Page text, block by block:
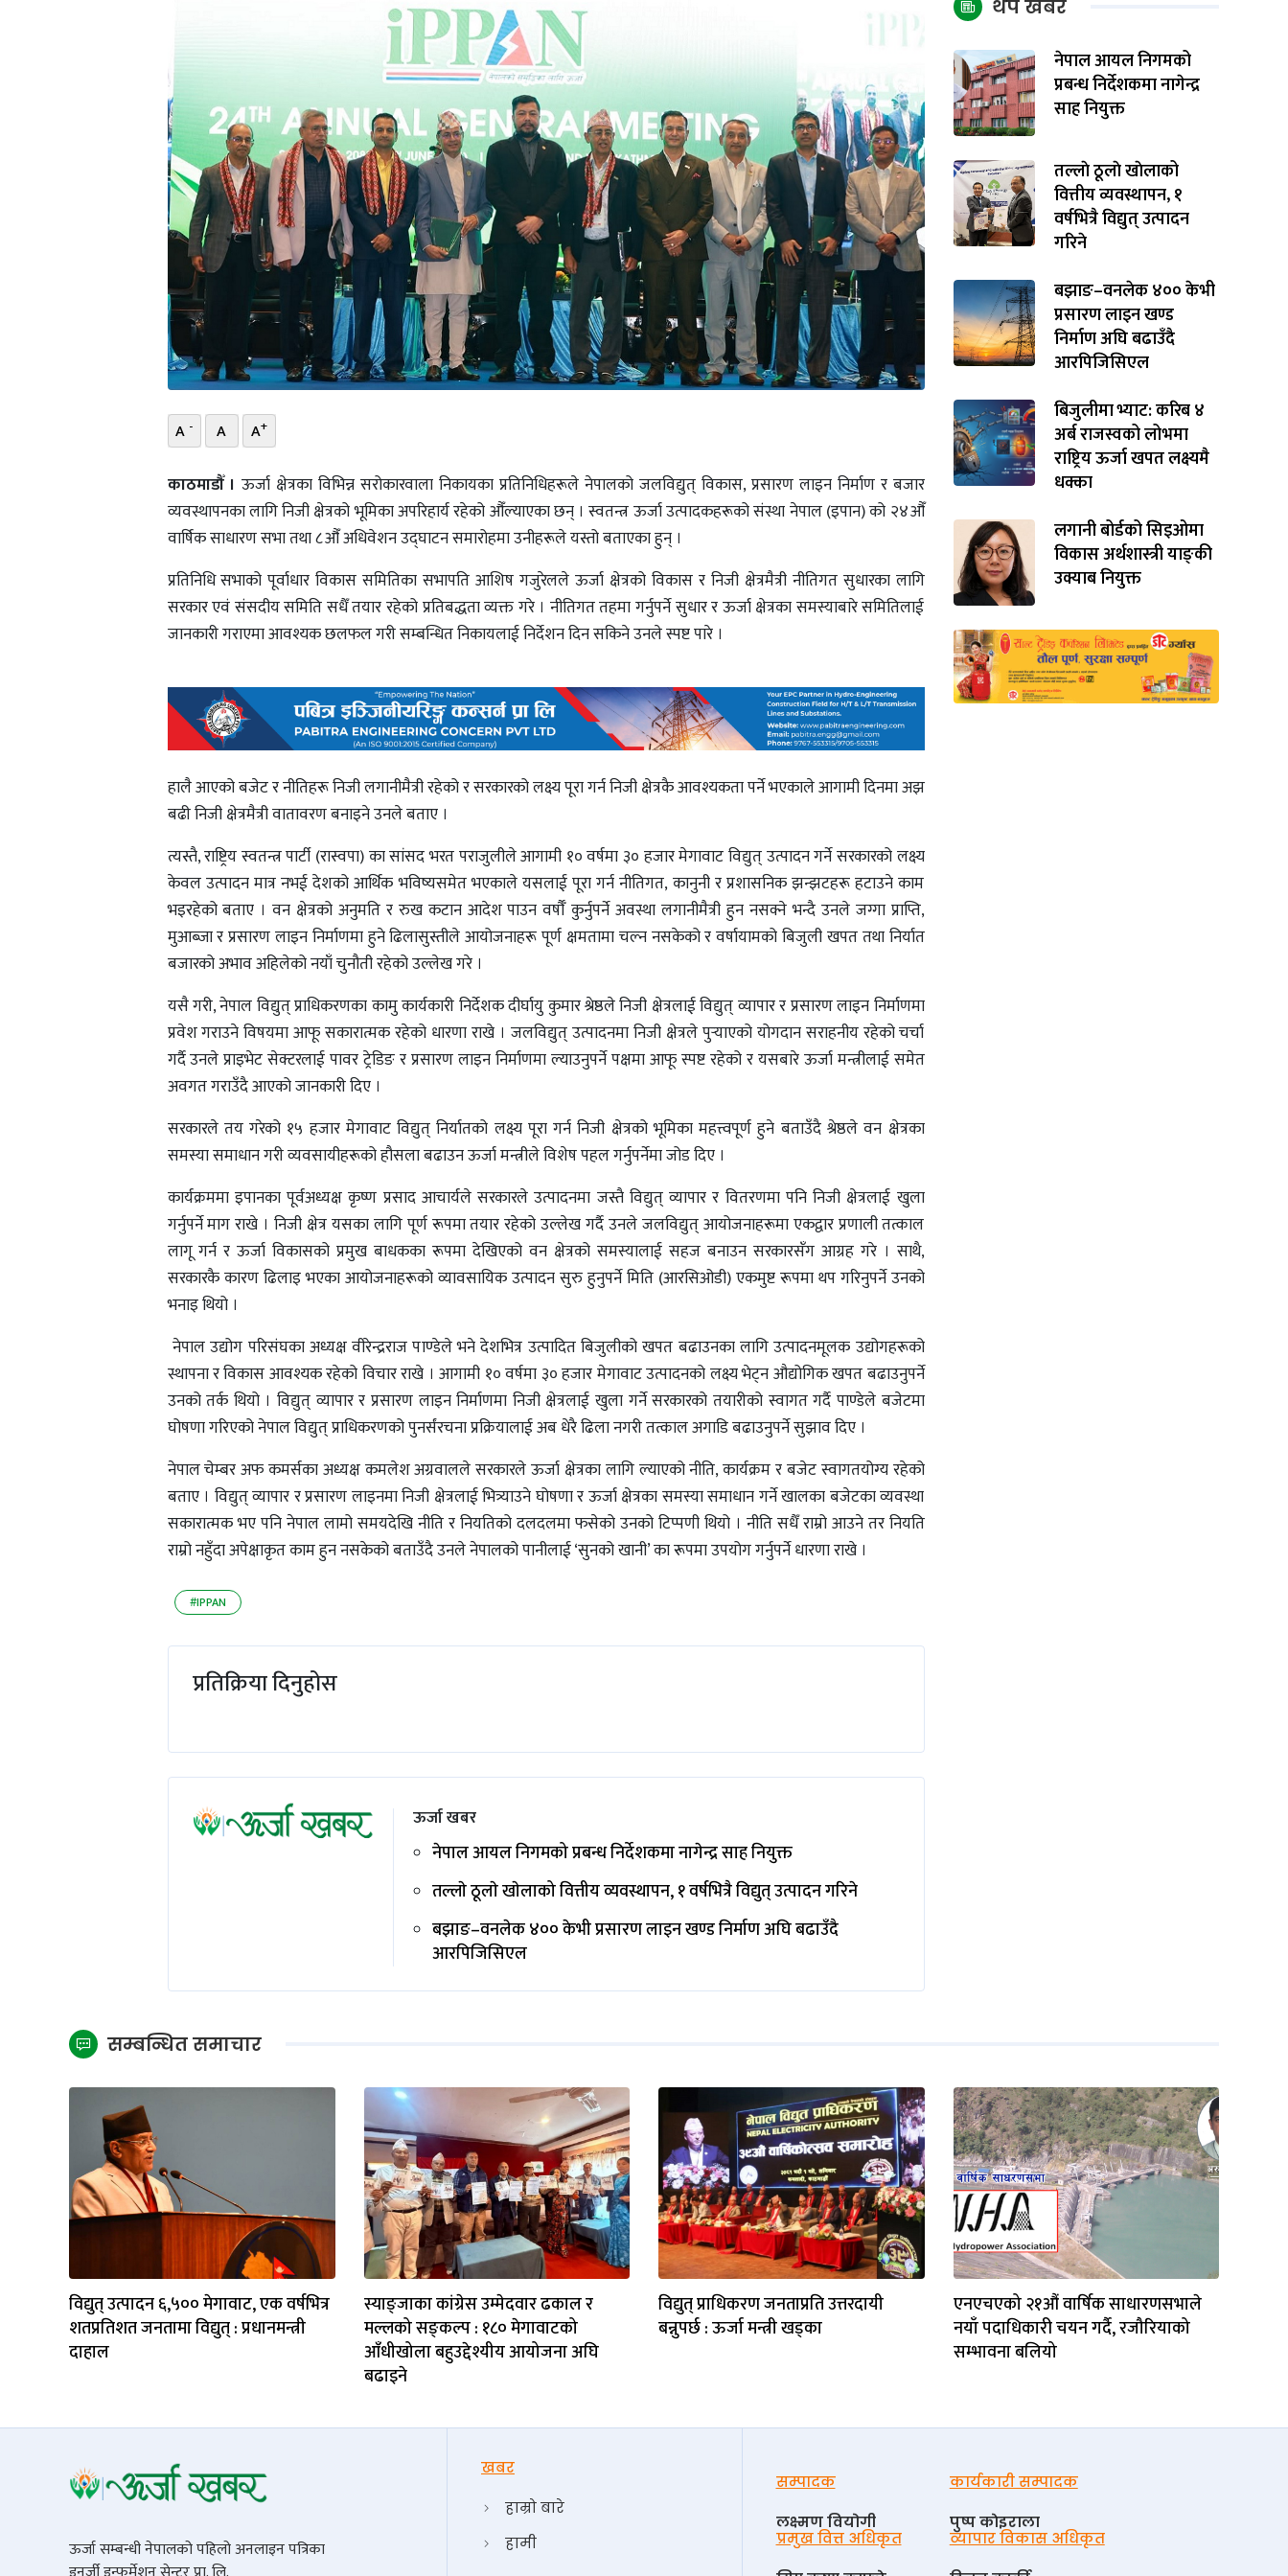
A - A A+
काठमाडौँ ।ऊर्जा क्षेत्रका विभिन्न सरोकारवाला निकायका प्रतिनिधिहरूले नेपालको जलविद्युत् विकास, प्रसारण लाइन निर्माण र बजार
व्यवस्थापनका लागि निजी क्षेत्रको भूमिका अपरिहार्य रहेको औँल्याएका छन् । स्वतन्त्र ऊर्जा उत्पादकहरूको संस्था नेपाल (इपान) को २४औँ
वार्षिक साधारण सभा तथा ८औँ अधिवेशन उद्घाटन समारोहमा उनीहरूले यस्तो बताएका हुन् ।
प्रतिनिधि सभाको पूर्वाधार विकास समितिका सभापति आशिष गजुरेलले ऊर्जा क्षेत्रको विकास र निजी क्षेत्रमैत्री नीतिगत सुधारका लागि
सरकार एवं संसदीय समिति सधैँ तयार रहेको प्रतिबद्धता व्यक्त गरे । नीतिगत तहमा गर्नुपर्ने सुधार र ऊर्जा क्षेत्रका समस्याबारे समितिलाई
जानकारी गराएमा आवश्यक छलफल गरी सम्बन्धित निकायलाई निर्देशन दिन सकिने उनले स्पष्ट पारे ।
हालै आएको बजेट र नीतिहरू निजी लगानीमैत्री रहेको र सरकारको लक्ष्य पूरा गर्न निजी क्षेत्रकै आवश्यकता पर्ने भएकाले आगामी दिनमा अझ
बढी निजी क्षेत्रमैत्री वातावरण बनाइने उनले बताए ।
त्यस्तै, राष्ट्रिय स्वतन्त्र पार्टी (रास्वपा) का सांसद भरत पराजुलीले आगामी १० वर्षमा ३० हजार मेगावाट विद्युत् उत्पादन गर्ने सरकारको लक्ष्य
केवल उत्पादन मात्र नभई देशको आर्थिक भविष्यसमेत भएकाले यसलाई पूरा गर्न नीतिगत, कानुनी र प्रशासनिक झन्झटहरू हटाउने काम
भइरहेको बताए । वन क्षेत्रको अनुमति र रुख कटान आदेश पाउन वर्षौँ कुर्नुपर्ने अवस्था लगानीमैत्री हुन नसक्ने भन्दै उनले जग्गा प्राप्ति,
मुआब्जा र प्रसारण लाइन निर्माणमा हुने ढिलासुस्तीले आयोजनाहरू पूर्ण क्षमतामा चल्न नसकेको र वर्षायामको बिजुली खपत तथा निर्यात
बजारको अभाव अहिलेको नयाँ चुनौती रहेको उल्लेख गरे ।
यसै गरी, नेपाल विद्युत् प्राधिकरणका कामु कार्यकारी निर्देशक दीर्घायु कुमार श्रेष्ठले निजी क्षेत्रलाई विद्युत् व्यापार र प्रसारण लाइन निर्माणमा
प्रवेश गराउने विषयमा आफू सकारात्मक रहेको धारणा राखे । जलविद्युत् उत्पादनमा निजी क्षेत्रले पुर्‍याएको योगदान सराहनीय रहेको चर्चा
गर्दै उनले प्राइभेट सेक्टरलाई पावर ट्रेडिङ र प्रसारण लाइन निर्माणमा ल्याउनुपर्ने पक्षमा आफू स्पष्ट रहेको र यसबारे ऊर्जा मन्त्रीलाई समेत
अवगत गराउँदै आएको जानकारी दिए ।
सरकारले तय गरेको १५ हजार मेगावाट विद्युत् निर्यातको लक्ष्य पूरा गर्न निजी क्षेत्रको भूमिका महत्त्वपूर्ण हुने बताउँदै श्रेष्ठले वन क्षेत्रका
समस्या समाधान गरी व्यवसायीहरूको हौसला बढाउन ऊर्जा मन्त्रीले विशेष पहल गर्नुपर्नेमा जोड दिए ।
कार्यक्रममा इपानका पूर्वअध्यक्ष कृष्ण प्रसाद आचार्यले सरकारले उत्पादनमा जस्तै विद्युत् व्यापार र वितरणमा पनि निजी क्षेत्रलाई खुला
गर्नुपर्ने माग राखे । निजी क्षेत्र यसका लागि पूर्ण रूपमा तयार रहेको उल्लेख गर्दै उनले जलविद्युत् आयोजनाहरूमा एकद्वार प्रणाली तत्काल
लागू गर्न र ऊर्जा विकासको प्रमुख बाधकका रूपमा देखिएको वन क्षेत्रको समस्यालाई सहज बनाउन सरकारसँग आग्रह गरे । साथै,
सरकारकै कारण ढिलाइ भएका आयोजनाहरूको व्यावसायिक उत्पादन सुरु हुनुपर्ने मिति (आरसिओडी) एकमुष्ट रूपमा थप गरिनुपर्ने उनको
भनाइ थियो ।
नेपाल उद्योग परिसंघका अध्यक्ष वीरेन्द्रराज पाण्डेले भने देशभित्र उत्पादित बिजुलीको खपत बढाउनका लागि उत्पादनमूलक उद्योगहरूको
स्थापना र विकास आवश्यक रहेको विचार राखे । आगामी १० वर्षमा ३० हजार मेगावाट उत्पादनको लक्ष्य भेट्न औद्योगिक खपत बढाउनुपर्ने
उनको तर्क थियो । विद्युत् व्यापार र प्रसारण लाइन निर्माणमा निजी क्षेत्रलाई खुला गर्ने सरकारको तयारीको स्वागत गर्दै पाण्डेले बजेटमा
घोषणा गरिएको नेपाल विद्युत् प्राधिकरणको पुनर्संरचना प्रक्रियालाई अब धेरै ढिला नगरी तत्काल अगाडि बढाउनुपर्ने सुझाव दिए ।
नेपाल चेम्बर अफ कमर्सका अध्यक्ष कमलेश अग्रवालले सरकारले ऊर्जा क्षेत्रका लागि ल्याएको नीति, कार्यक्रम र बजेट स्वागतयोग्य रहेको
बताए । विद्युत् व्यापार र प्रसारण लाइनमा निजी क्षेत्रलाई भित्र्याउने घोषणा र ऊर्जा क्षेत्रका समस्या समाधान गर्ने खालका बजेटका व्यवस्था
सकारात्मक भए पनि नेपाल लामो समयदेखि नीति र नियतिको दलदलमा फसेको उनको टिप्पणी थियो । नीति सधैँ राम्रो आउने तर नियति
राम्रो नहुँदा अपेक्षाकृत काम हुन नसकेको बताउँदै उनले नेपालको पानीलाई ‘सुनको खानी’ का रूपमा उपयोग गर्नुपर्ने धारणा राखे ।
#IPPAN
प्रतिक्रिया दिनुहोस
ऊर्जा खबर
नेपाल आयल निगमको प्रबन्ध निर्देशकमा नागेन्द्र साह नियुक्त
तल्लाे ठूलाे खाेलाको वित्तीय व्यवस्थापन, १ वर्षभित्रै विद्युत् उत्पादन गरिने
बझाङ–वनलेक ४०० केभी प्रसारण लाइन खण्ड निर्माण अघि बढाउँदै
आरपिजिसिएल
थप खबर
नेपाल आयल निगमको
प्रबन्ध निर्देशकमा नागेन्द्र
साह नियुक्त
तल्लाे ठूलाे खाेलाको
वित्तीय व्यवस्थापन, १
वर्षभित्रै विद्युत् उत्पादन
गरिने
बझाङ–वनलेक ४०० केभी
प्रसारण लाइन खण्ड
निर्माण अघि बढाउँदै
आरपिजिसिएल
बिजुलीमा भ्याट: करिब ४
अर्ब राजस्वको लोभमा
राष्ट्रिय ऊर्जा खपत लक्ष्यमै
धक्का
लगानी बोर्डको सिइओमा
विकास अर्थशास्त्री याङ्‌की
उक्याब नियुक्त
सम्बन्धित समाचार
विद्युत् उत्पादन ६,५०० मेगावाट, एक वर्षभित्र
शतप्रतिशत जनतामा विद्युत् : प्रधानमन्त्री
दाहाल
स्याङ्जाका कांग्रेस उम्मेदवार ढकाल र
मल्लको सङ्‌कल्प : १८० मेगावाटको
आँधीखोला बहुउद्देश्यीय आयोजना अघि
बढाइने
विद्युत् प्राधिकरण जनताप्रति उत्तरदायी
बन्नुपर्छ : ऊर्जा मन्त्री खड्का
एनएचएको २१औं वार्षिक साधारणसभाले
नयाँ पदाधिकारी चयन गर्दै, रजौरियाको
सम्भावना बलियो
ऊर्जा सम्बन्धी नेपालको पहिलो अनलाइन पत्रिका
खबर
हाम्रो बारे
हामी
सम्पादक
लक्ष्मण वियोगी
कार्यकारी सम्पादक
पुष्प काेइराला
प्रमुख वित्त अधिकृत
व्यापार विकास अधिकृत